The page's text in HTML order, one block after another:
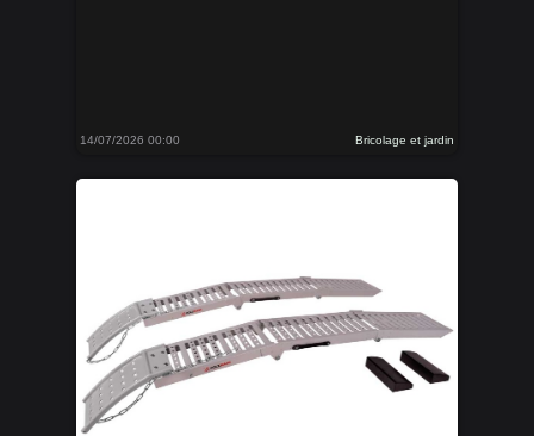
14/07/2026 00:00 Bricolage et jardin